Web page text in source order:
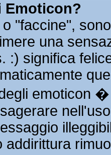
Emoticon?
"faccine",
una
:) significa
emoticon
addirittura